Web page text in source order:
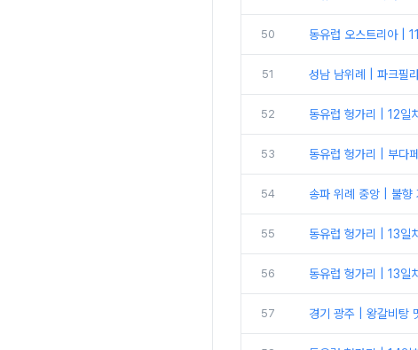
50 동유럽 오스트리아 |
51 성남 남위례 | 파크필
52 동유럽 헝가리 | 12일
53 동유럽 헝가리 | 부다
54 송파 위례 중앙 | 불향
55 동유럽 헝가리 | 13일
56 동유럽 헝가리 | 13일
57 경기 광주 | 왕갈비탕